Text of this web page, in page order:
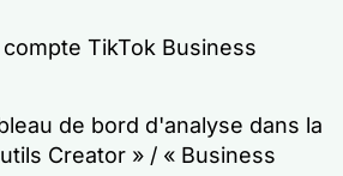
TikTok Business
de bord d'analyse dans la
Creator » / « Business